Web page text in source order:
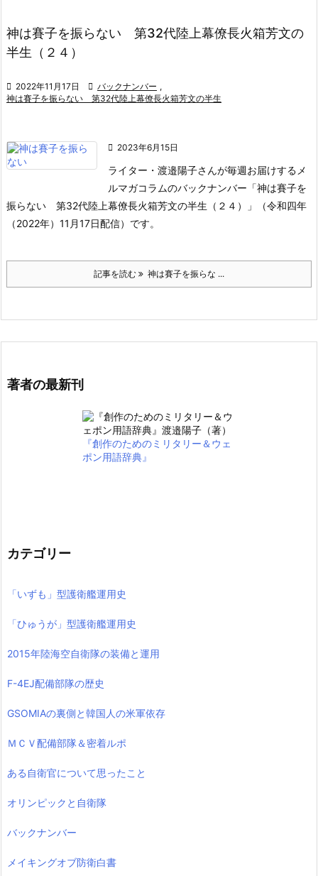
神は賽子を振らない 第32代陸上幕僚長火箱芳文の
半生（２４）
 2022年11月17日  バックナンバー ,
神は賽子を振らない 第32代陸上幕僚長火箱芳文の半生
 2023年6月15日
ライター・渡邉陽子さんが毎週お届けするメ
ルマガコラムのバックナンバー「神は賽子を
振らない 第32代陸上幕僚長火箱芳文の半生（２４）」（令和四年
（2022年）11月17日配信）です。
記事を読む 神は賽子を振らな ...
著者の最新刊
『創作のためのミリタリー＆ウェ
ポン用語辞典』
カテゴリー
「いずも」型護衛艦運用史
「ひゅうが」型護衛艦運用史
2015年陸海空自衛隊の装備と運用
F-4EJ配備部隊の歴史
GSOMIAの裏側と韓国人の米軍依存
ＭＣＶ配備部隊＆密着ルポ
ある自衛官について思ったこと
オリンピックと自衛隊
バックナンバー
メイキングオブ防衛白書